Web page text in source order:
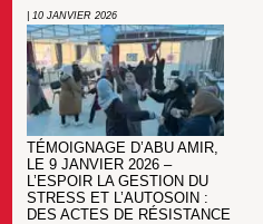
| 10 JANVIER 2026
TÉMOIGNAGE D’ABU AMIR,
LE 9 JANVIER 2026 –
L’ESPOIR LA GESTION DU
STRESS ET L’AUTOSOIN :
DES ACTES DE RÉSISTANCE